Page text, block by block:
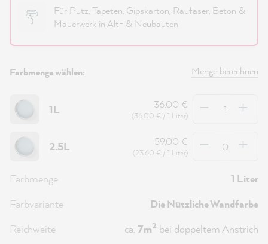
Für Putz, Tapeten, Gipskarton, Raufaser, Beton &
Mauerwerk in Alt- & Neubauten
Farbmenge wählen: Menge berechnen
1L 36,00 €
(36,00 € / 1 Liter)
2.5L 59,00 €
(23,60 € / 1 Liter)
Farbmenge
1 Liter
Farbvariante
Die Nützliche Wandfarbe
Reichweite
ca. 7m2 bei doppeltem Anstrich